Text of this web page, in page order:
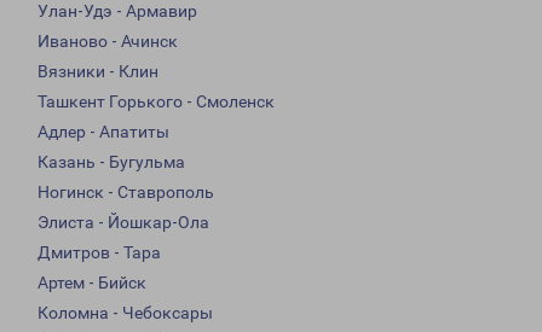
Улан-Удэ - Армавир
Иваново - Ачинск
Вязники - Клин
Ташкент Горького - Смоленск
Адлер - Апатиты
Казань - Бугульма
Ногинск - Ставрополь
Элиста - Йошкар-Ола
Дмитров - Тара
Артем - Бийск
Коломна - Чебоксары